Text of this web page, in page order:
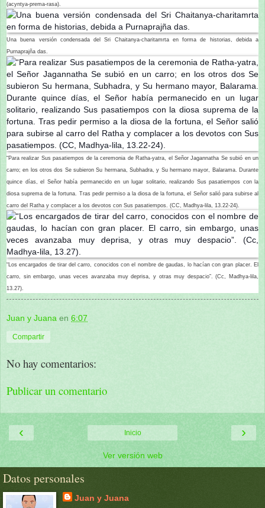
(acyntya-prema-rasa).
Una buena versión condensada del Sri Chaitanya-charitamrta en forma de historias, debida a
Purnaprajña das.
“Para realizar Sus pasatiempos de la ceremonia de Ratha-yatra, el Señor Jagannatha Se subió en un
carro; en los otros dos Se subieron Su hermana, Subhadra, y Su hermano mayor, Balarama. Durante
quince días, el Señor había permanecido en un lugar solitario, realizando Sus pasatiempos con la
diosa suprema de la fortuna. Tras pedir permiso a la diosa de la fortuna, el Señor salió para subirse al
carro del Ratha y complacer a los devotos con Sus pasatiempos. (CC, Madhya-lila, 13.22-24).
“Los encargados de tirar del carro, conocidos con el nombre de gaudas, lo hacían con gran placer. El
carro, sin embargo, unas veces avanzaba muy deprisa, y otras muy despacio”. (Cc, Madhya-lila,
13.27).
Juan y Juana en 6:07
Compartir
No hay comentarios:
Publicar un comentario
‹ ›
Inicio
Ver versión web
Datos personales
Juan y Juana